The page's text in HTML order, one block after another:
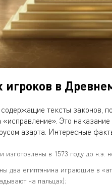
игроков в
тексты законов,
Это
азарта. Интересные
изготовлены в 1573 году до
два египтянина играющие в
на пальцах);